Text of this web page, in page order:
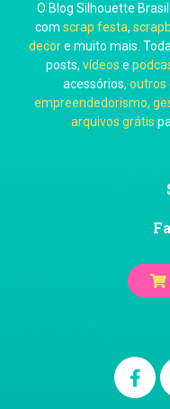
Ju
O Blog Silhouette
com scrap festa,
decore muito mais.
posts, vídeos e
acessórios, outros
empreendedorismo,
arquivos grátis